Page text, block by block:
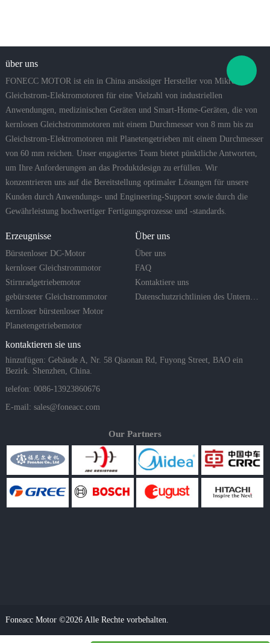
über uns
FONECC MOTOR ist ein in China ansässiger Hersteller von Mikro-
Gleichstrom-Elektromotoren für eine Vielzahl von industriellen
Anwendungen, medizinischen Geräten und Smart-Home-Geräten, die von
kernlosen Gleichstrommotoren mit einem Durchmesser von 8 mm bis zu
Gleichstrom-Elektromotoren mit Planetengetrieben mit einem Durchmesser
von 60 mm reichen. Unser engagiertes Team bietet pünktliche Antworten,
um Ihre Anforderungen an das Produktdesign zu erfüllen. Wir
konzentrieren uns auf die Bereitstellung optimaler Lösungen für unsere
Kunden durch Anwendungs- und Engineering-Support sowie durch die
Gewährleistung hochwertiger Fertigungsprozesse und -standards.
Erzeugnisse
Bürstenloser DC-Motor
kernloser Gleichstrommotor
Stirnradgetriebemotor
gebürsteter Gleichstrommotor
kernloser bürstenloser Motor
Planetengetriebemotor
Über uns
Über uns
FAQ
Kontaktiere uns
Datenschutzrichtlinien des Unternehmens
kontaktieren sie uns
hinzufügen: Gebäude A, Nr. 58 Qiaonan Rd, Fuyong Street, BAO ein
Bezirk. Shenzhen, China.
telefon: 0086-13923860676
E-mail: sales@foneacc.com
Our Partners
Foneacc Motor ©2026 Alle Rechte vorbehalten.